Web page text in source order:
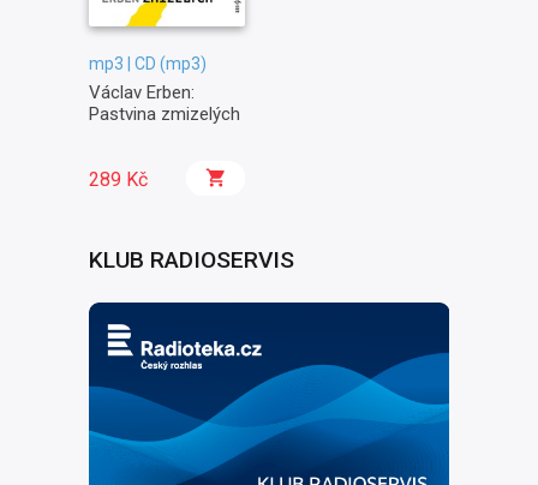
mp3 | CD (mp3)
Václav Erben:
Pastvina zmizelých
289 Kč
KLUB RADIOSERVIS